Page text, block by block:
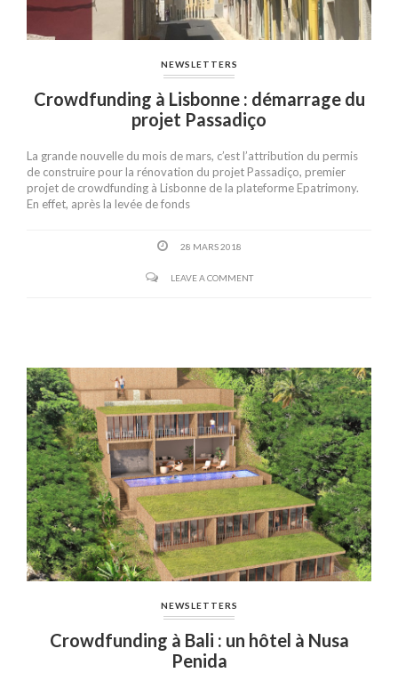
NEWSLETTERS
Crowdfunding à Lisbonne : démarrage du
projet Passadiço
La grande nouvelle du mois de mars, c’est l’attribution du permis
de construire pour la rénovation du projet Passadiço, premier
projet de crowdfunding à Lisbonne de la plateforme Epatrimony.
En effet, après la levée de fonds
28 MARS 2018
LEAVE A COMMENT
NEWSLETTERS
Crowdfunding à Bali : un hôtel à Nusa
Penida